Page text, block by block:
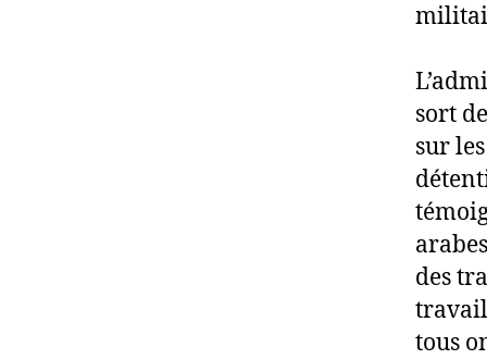
sort
sur
des
tous